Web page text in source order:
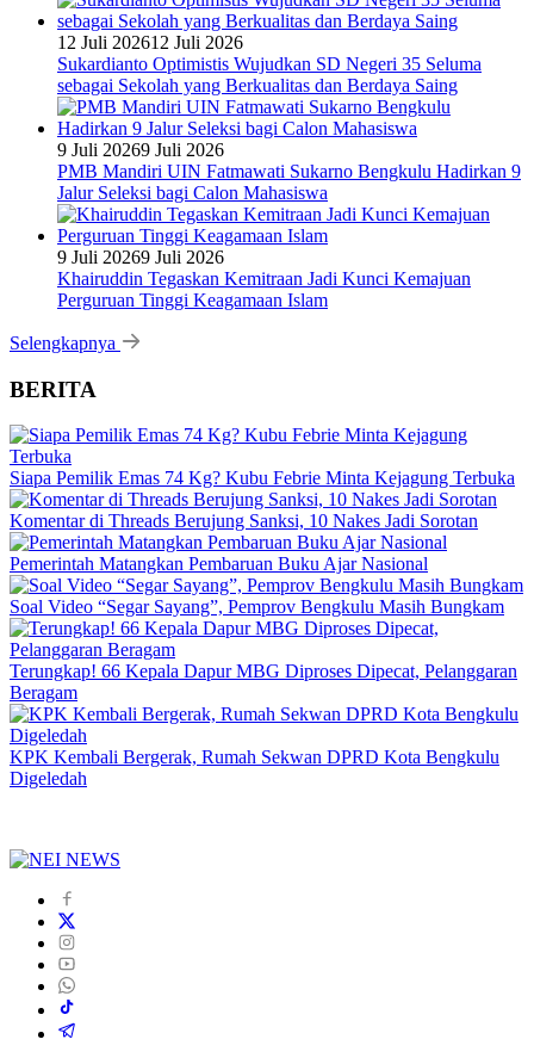
12 Juli 202612 Juli 2026
Sukardianto Optimistis Wujudkan SD Negeri 35 Seluma
sebagai Sekolah yang Berkualitas dan Berdaya Saing
9 Juli 20269 Juli 2026
PMB Mandiri UIN Fatmawati Sukarno Bengkulu Hadirkan 9
Jalur Seleksi bagi Calon Mahasiswa
9 Juli 20269 Juli 2026
Khairuddin Tegaskan Kemitraan Jadi Kunci Kemajuan
Perguruan Tinggi Keagamaan Islam
Selengkapnya
BERITA
Siapa Pemilik Emas 74 Kg? Kubu Febrie Minta Kejagung Terbuka
Komentar di Threads Berujung Sanksi, 10 Nakes Jadi Sorotan
Pemerintah Matangkan Pembaruan Buku Ajar Nasional
Soal Video “Segar Sayang”, Pemprov Bengkulu Masih Bungkam
Terungkap! 66 Kepala Dapur MBG Diproses Dipecat, Pelanggaran
Beragam
KPK Kembali Bergerak, Rumah Sekwan DPRD Kota Bengkulu
Digeledah